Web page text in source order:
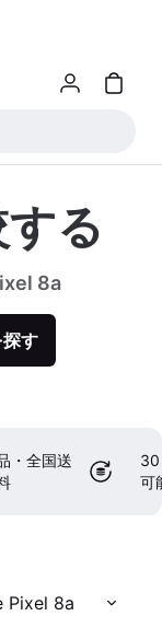
る
8a
す
・全国送
30
可
Pixel 8a